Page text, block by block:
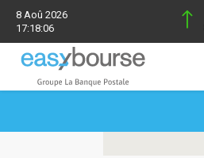
8 Aoû 2026
17:18:06